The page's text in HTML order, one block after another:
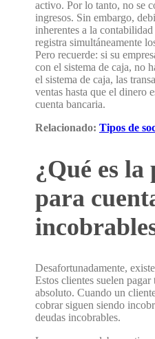
activo. Por lo tanto, no se
ingresos. Sin embargo,
inherentes a la
registra simultáneamente
Pero recuerde: si su
con el sistema de caja, no
el sistema de caja, las
ventas hasta que el dinero
cuenta bancaria.
Relacionado: Tipos de
¿Qué es
para
Desafortunadamente,
Estos clientes suelen pagar
absoluto. Cuando un
cobrar siguen siendo
deudas incobrables.